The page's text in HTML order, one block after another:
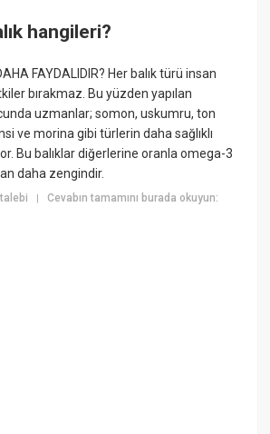
hangileri?
FAYDALIDIR? Her balık türü insan
bırakmaz. Bu yüzden yapılan
uzmanlar; somon, uskumru, ton
ve morina gibi türlerin daha sağlıklı
Bu balıklar diğerlerine oranla omega-3
daha zengindir.
|Cevabın tamamını burada okuyun: